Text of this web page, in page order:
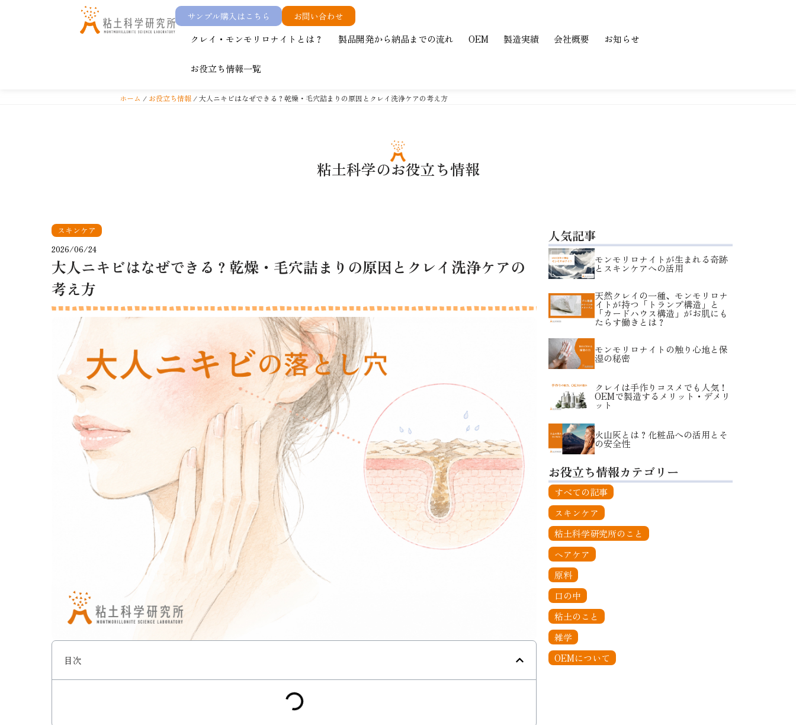
サンプル購入はこちら お問い合わせ
クレイ・モンモリロナイトとは？ 製品開発から納品までの流れ OEM 製造実績 会社概要 お知らせ
お役立ち情報一覧
ホーム / お役立ち情報/ 大人ニキビはなぜできる？乾燥・毛穴詰まりの原因とクレイ洗浄ケアの考え方
粘土科学のお役立ち情報
スキンケア
2026/06/24
大人ニキビはなぜできる？乾燥・毛穴詰まりの原因とクレイ洗浄ケアの
考え方
目次
人気記事
モンモリロナイトが生まれる奇跡
とスキンケアへの活用
天然クレイの一種、モンモリロナ
イトが持つ「トランプ構造」と
「カードハウス構造」がお肌にも
たらす働きとは？
モンモリロナイトの触り心地と保
湿の秘密
クレイは手作りコスメでも人気！
OEMで製造するメリット・デメリ
ット
火山灰とは？化粧品への活用とそ
の安全性
お役立ち情報カテゴリー
すべての記事
スキンケア
粘土科学研究所のこと
ヘアケア
原料
口の中
粘土のこと
雑学
OEMについて